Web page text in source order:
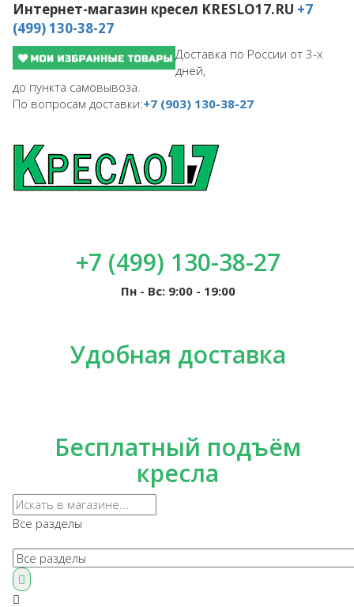
Интернет-магазин кресел KRESLO17.RU +7
(499) 130-38-27
Доставка по России от 3-х
дней,
до пункта самовывоза.
По вопросам доставки:+7 (903) 130-38-27
+7 (499) 130-38-27
Пн - Вс: 9:00 - 19:00
Удобная доставка
Бесплатный подъём
кресла
Все разделы